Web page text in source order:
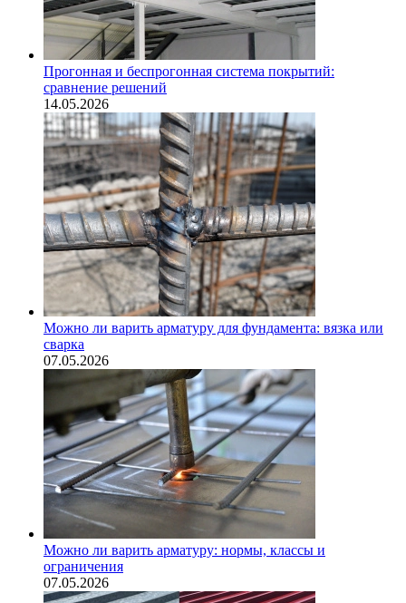
Прогонная и беспрогонная система покрытий:
сравнение решений
14.05.2026
Можно ли варить арматуру для фундамента: вязка или
сварка
07.05.2026
Можно ли варить арматуру: нормы, классы и
ограничения
07.05.2026